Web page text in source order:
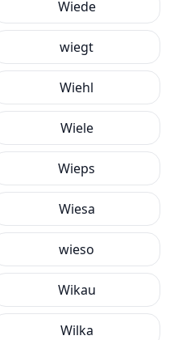
Wiede
wiegt
Wiehl
Wiele
Wieps
Wiesa
wieso
Wikau
Wilka